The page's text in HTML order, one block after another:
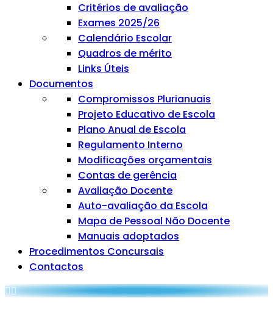
Critérios de avaliação
Exames 2025/26
Calendário Escolar
Quadros de mérito
Links Úteis
Documentos
Compromissos Plurianuais
Projeto Educativo de Escola
Plano Anual de Escola
Regulamento Interno
Modificações orçamentais
Contas de gerência
Avaliação Docente
Auto-avaliação da Escola
Mapa de Pessoal Não Docente
Manuais adoptados
Procedimentos Concursais
Contactos